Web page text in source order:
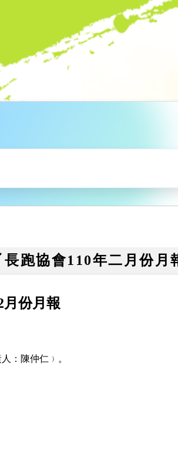
長跑協會110年二月份月
月份月報
：陳仲仁﹚。